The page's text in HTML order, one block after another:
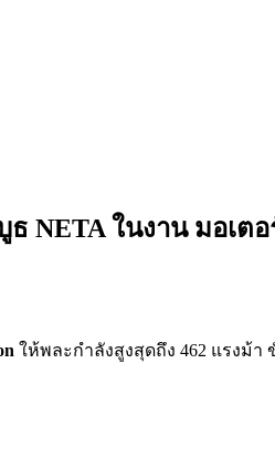
NETA ในงาน มอเตอ
ให้พละกำลังสูงสุดถึง 462 แรงม้า